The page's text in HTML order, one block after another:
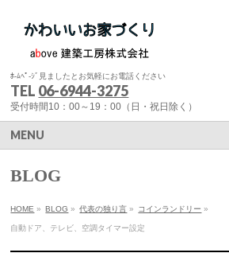
ﾎ-ﾑﾍﾟ-ｼﾞ見ましたとお気軽にお電話ください
TEL 06-6944-3275
受付時間10：00～19：00（日・祝日除く）
MENU
BLOG
HOME » BLOG » 代表の独り言 » コインランドリー »
自動ドア、テレビ、空調タイマー設定